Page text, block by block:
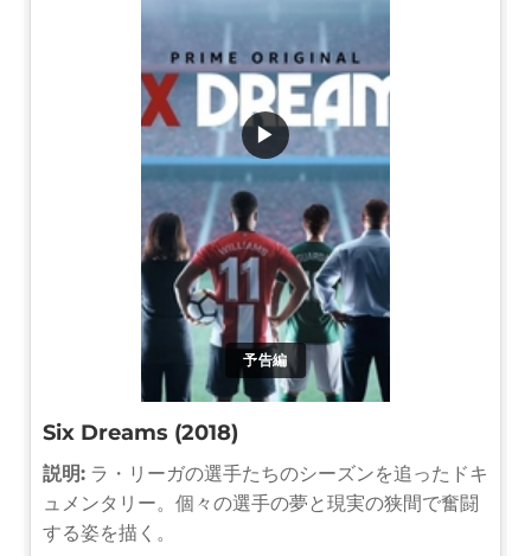
予告編
▶
Six Dreams (2018)
説明: ラ・リーガの選手たちのシーズンを追ったドキ
ュメンタリー。個々の選手の夢と現実の狭間で奮闘
する姿を描く。